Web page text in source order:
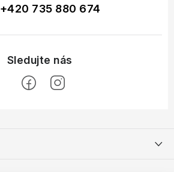
+420 735 880 674